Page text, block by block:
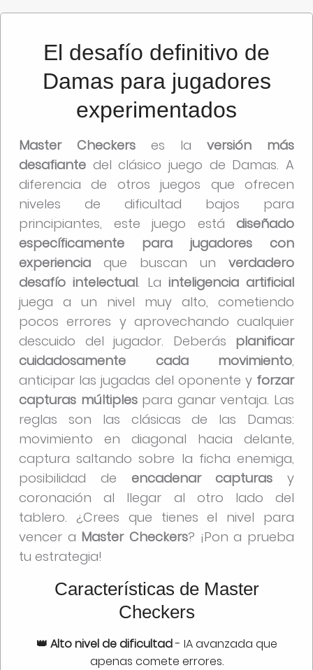
El desafío definitivo de
Damas para jugadores
experimentados
Master Checkers es la versión más
desafiante del clásico juego de Damas. A
diferencia de otros juegos que ofrecen
niveles de dificultad bajos para
principiantes, este juego está diseñado
específicamente para jugadores con
experiencia que buscan un verdadero
desafío intelectual. La inteligencia artificial
juega a un nivel muy alto, cometiendo
pocos errores y aprovechando cualquier
descuido del jugador. Deberás planificar
cuidadosamente cada movimiento,
anticipar las jugadas del oponente y forzar
capturas múltiplespara ganar ventaja. Las
reglas son las clásicas de las Damas:
movimiento en diagonal hacia delante,
captura saltando sobre la ficha enemiga,
posibilidad de encadenar capturas y
coronación al llegar al otro lado del
tablero. ¿Crees que tienes el nivel para
vencer a Master Checkers? ¡Pon a prueba
tu estrategia!
Características de Master
Checkers
👑 Alto nivel de dificultad- IA avanzada que
apenas comete errores.